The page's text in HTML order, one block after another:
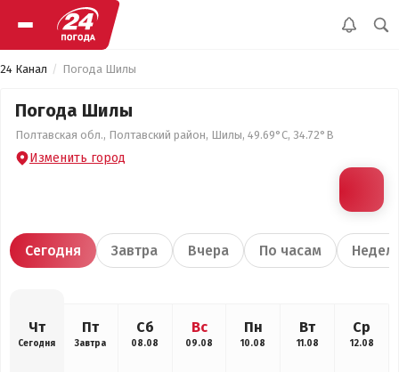
24 Канал Погода Шилы
Погода Шилы
Полтавская обл., Полтавский район, Шилы, 49.69°С, 34.72°В
Изменить город
Сегодня Завтра Вчера По часам
Чт
Сегодня
Пт
Завтра
Сб
08.08
Вс
09.08
Пн
10.08
Вт
11.08
Ср
12.08